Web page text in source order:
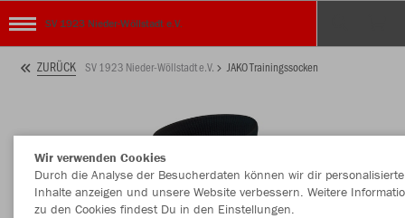
SV 1923 Nieder-Wöllstadt e.V.
ZURÜCK SV 1923 Nieder-Wöllstadt e.V. JAKO Trainingssocken
Wir verwenden Cookies
Durch die Analyse der Besucherdaten können wir dir personalisierte
Inhalte anzeigen und unsere Website verbessern. Weitere
zu den Cookies findest Du in den Einstellungen.